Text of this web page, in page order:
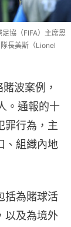
協（FIFA）主席恩
長美斯（Lionel
波案例，
。通報的十
罪行為，主
、組織內地
括為賭球活
以及為境外